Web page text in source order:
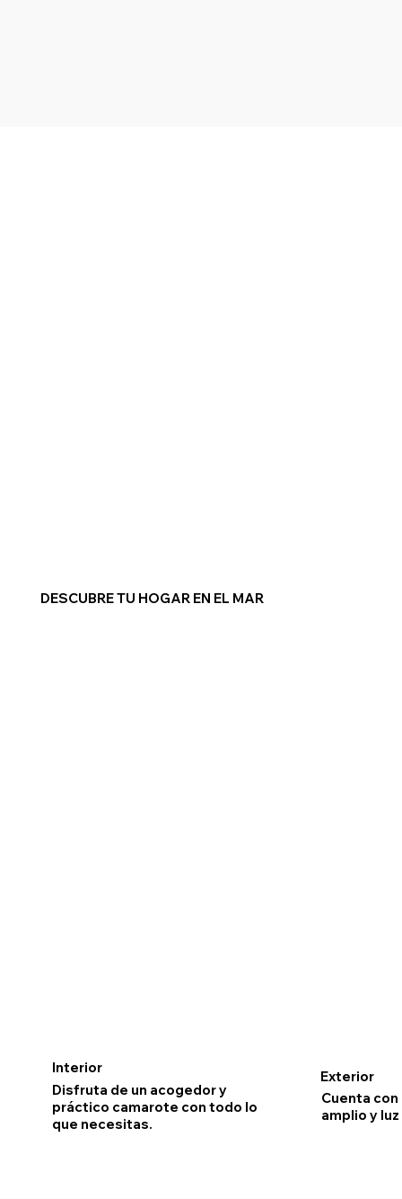
DESCUBRE TU HOGAR EN EL MAR
Interior
Disfruta de un acogedor y
práctico camarote con todo lo
que necesitas.
Exterior
Cuenta
amplio y